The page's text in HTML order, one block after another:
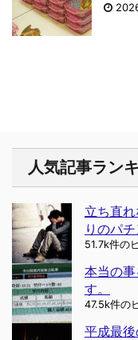
人気記事ラン
立ち直
りのパチ
51.7k件の
本当の
す。
47.5k件の
平成最後